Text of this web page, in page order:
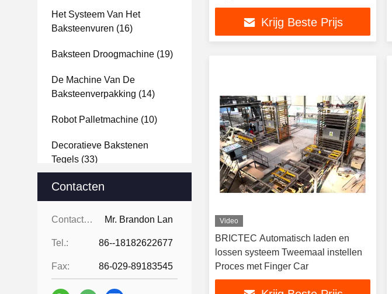
Het Systeem Van Het
Baksteenvuren (16)
Baksteen Droogmachine (19)
De Machine Van De
Baksteenverpakking (14)
Robot Palletmachine (10)
Decoratieve Bakstenen
Tegels (33)
Analyse Van Grondstoffen
(22)
Baksteenprojectontwerpshowcase
(15)
Contacten
Contacten: Mr. Brandon Lan
Tel.: 86--18182622677
Fax: 86-029-89183545
Krijg Beste Prijs
Video
BRICTEC Automatisch laden en
lossen systeem Tweemaal instellen
Proces met Finger Car